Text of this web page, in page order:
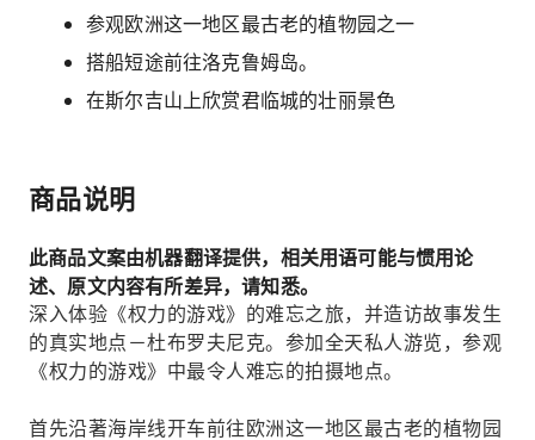
参观欧洲这一地区最古老的植物园之一
搭船短途前往洛克鲁姆岛。
在斯尔吉山上欣赏君临城的壮丽景色
商品说明
此商品文案由机器翻译提供，相关用语可能与惯用论
述、原文内容有所差异，请知悉。
深入体验《权力的游戏》的难忘之旅，并造访故事发生
的真实地点－杜布罗夫尼克。参加全天私人游览，参观
《权力的游戏》中最令人难忘的拍摄地点。
首先沿著海岸线开车前往欧洲这一地区最古老的植物园